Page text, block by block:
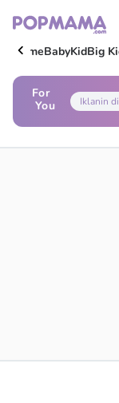
HomeBabyKidBig
For
You
Iklanin